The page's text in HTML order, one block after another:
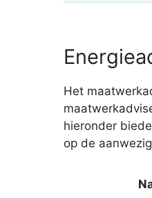
Het
hieronder
op de